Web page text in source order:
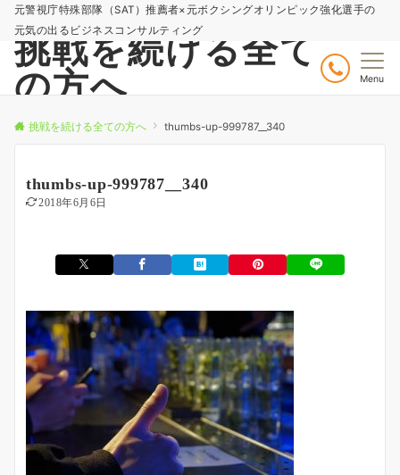
元警視庁特殊部隊（SAT）推薦者×元ボクシングオリンピック強化選手の
元気の出るビジネスコンサルティング
挑戦を続ける全て
の方へ
Menu
挑戦を続ける全ての方へ thumbs-up-999787__340
thumbs-up-999787__340
2018年6月6日